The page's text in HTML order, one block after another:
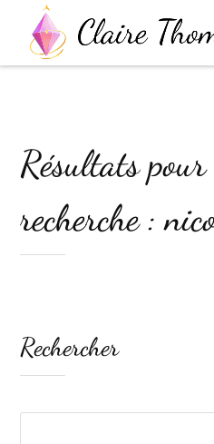
Résultats
recherche :
Rechercher